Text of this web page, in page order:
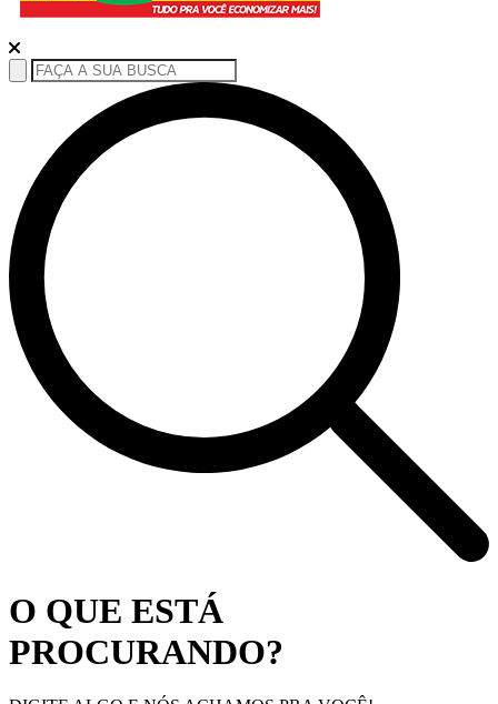
O QUE ESTÁ
PROCURANDO?